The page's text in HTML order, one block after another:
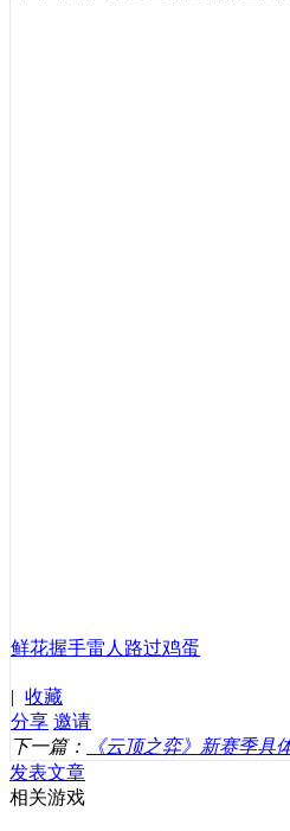
鲜花握手雷人 路过鸡蛋
| 收藏
分享 邀请
下一篇：
《云顶之弈》新赛季具
发表文章
相关游戏